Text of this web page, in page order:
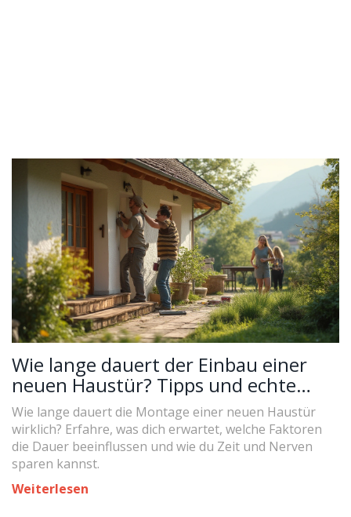
Wie lange dauert der Einbau einer
neuen Haustür? Tipps und echte
Erfahrungswerte
Wie lange dauert die Montage einer neuen Haustür
wirklich? Erfahre, was dich erwartet, welche Faktoren
die Dauer beeinflussen und wie du Zeit und Nerven
sparen kannst.
Weiterlesen